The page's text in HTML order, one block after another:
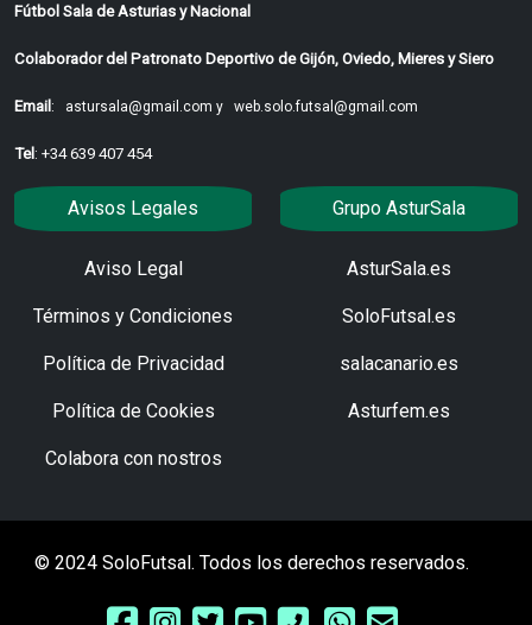
Fútbol Sala de Asturias y Nacional
Colaborador del Patronato Deportivo de Gijón, Oviedo, Mieres y Siero
Email : astursala@gmail.com y web.solo.futsal@gmail.com
Tel : +34 639 407 454
Avisos Legales
Aviso Legal
Términos y Condiciones
Política de Privacidad
Política de Cookies
Colabora con nostros
Grupo AsturSala
AsturSala.es
SoloFutsal.es
salacanario.es
Asturfem.es
© 2024 SoloFutsal. Todos los derechos reservados.